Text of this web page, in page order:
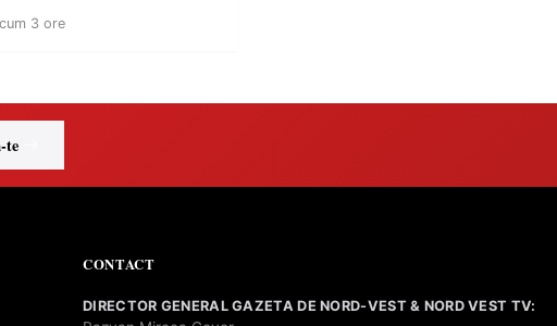
la Bixad
3 ore
te
CONTACT
DIRECTOR GENERAL GAZETA DE NORD-VEST & NORD VEST TV: